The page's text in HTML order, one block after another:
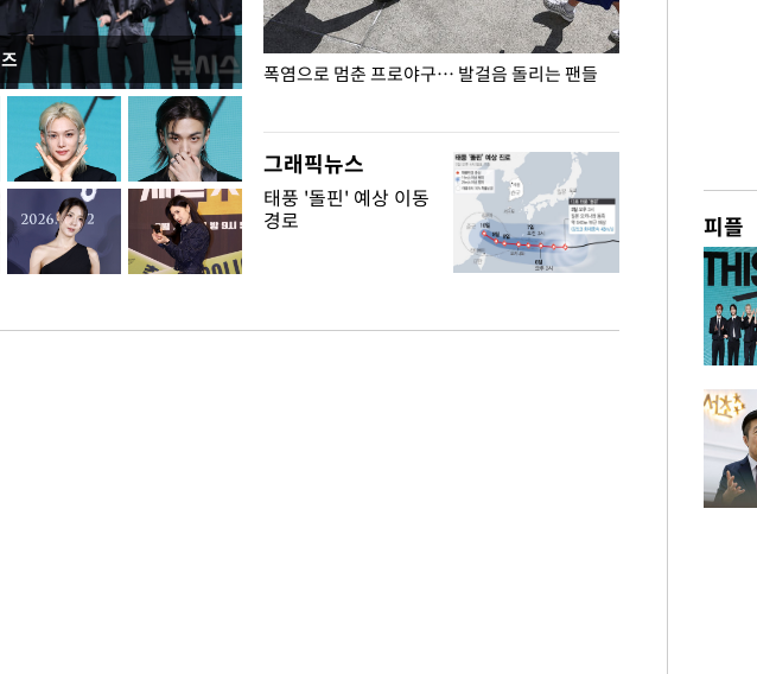
전남광주… 열화상 카메라에 담긴 폭염으로 멈춘 프로야구… 발걸음 돌리는 팬들
그래픽뉴스
태풍 '돌핀' 예상 이동
경로 피플